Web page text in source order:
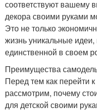
соответствуют вашему
декора своими руками
Это не только
жизнь уникальные
единственной в своем
Преимущества
Перед тем как перейти
рассмотрим, почему
для детской своими